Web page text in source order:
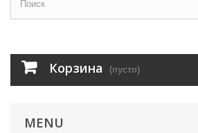
Корзина (пусто)
MENU